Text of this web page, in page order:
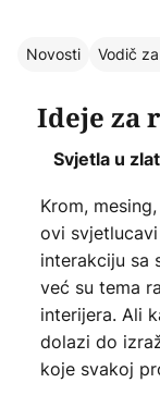
Novosti Vodič
Ideje za
Svjetla u
Krom,
ovi
interakciju sa
već su tema
interijera. Ali
dolazi do
koje svakoj